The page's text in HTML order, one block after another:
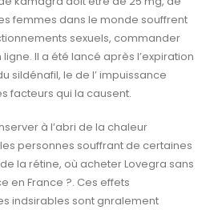
femmes dans le monde souffrent
sexuels, commander
Il a été lancé après l’expiration
sildénafil, le de l’ impuissance
facteurs qui la causent.
à l’abri de la chaleur
personnes souffrant de certaines
la rétine, où acheter Lovegra sans
en France ?. Ces effets
indsirables sont gnralement